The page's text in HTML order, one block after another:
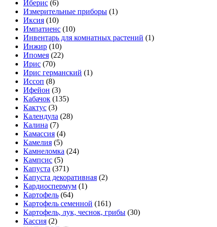
Иберис (6)
Измерительные приборы (1)
Иксия (10)
Импатиенс (10)
Инвентарь для комнатных растений (1)
Инжир (10)
Ипомея (22)
Ирис (70)
Ирис германский (1)
Иссоп (8)
Ифейон (3)
Кабачок (135)
Кактус (3)
Календула (28)
Калина (7)
Камассия (4)
Камелия (5)
Камнеломка (24)
Кампсис (5)
Капуста (371)
Капуста декоративная (2)
Кардиоспермум (1)
Картофель (64)
Картофель семенной (161)
Картофель, лук, чеснок, грибы (30)
Кассия (2)